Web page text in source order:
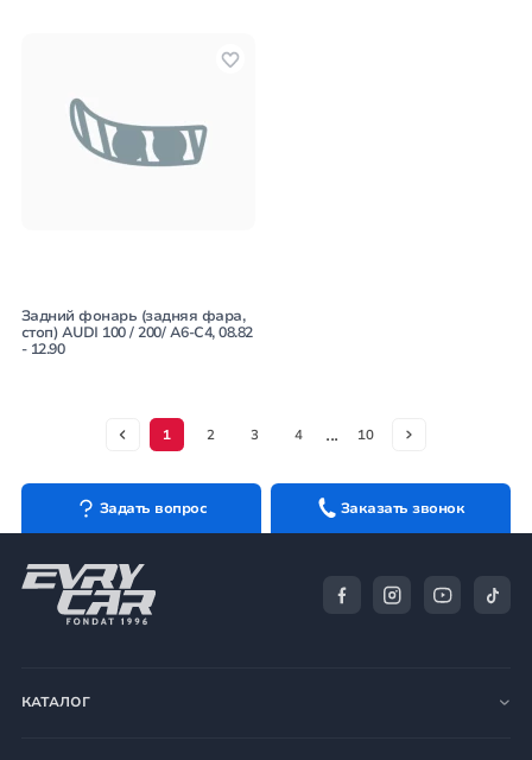
Задний фонарь (задняя фара,
стоп) AUDI 100 / 200/ A6-C4, 08.82
- 12.90
1 2 3 4 ... 10
Задать вопрос Заказать звонок
КАТАЛОГ